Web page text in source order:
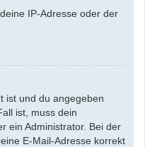
IP-Adresse oder der
ist und du angegeben
ist, muss dein
ein Administrator. Bei der
E-Mail-Adresse korrekt